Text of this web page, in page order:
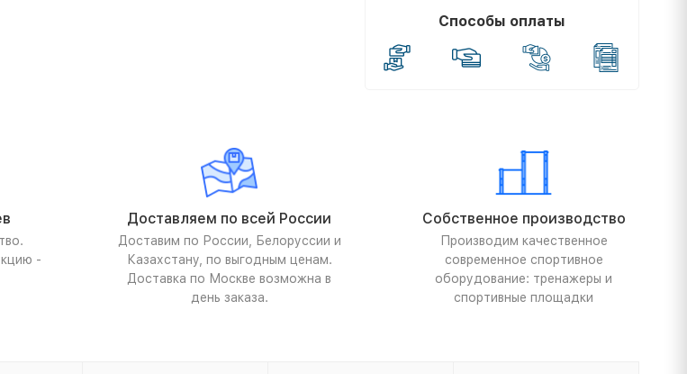
Способы оплаты
-
Доставляем по всей России
Доставим по России, Белоруссии и
Казахстану, по выгодным ценам.
Доставка по Москве возможна в
день заказа.
Собственное производство
Производим качественное
современное спортивное
оборудование: тренажеры и
спортивные площадки